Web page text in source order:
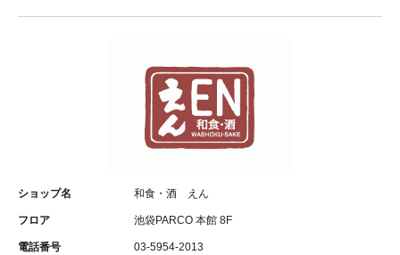
ショップ名 和食・酒 えん
フロア 池袋PARCO 本館 8F
電話番号 03-5954-2013